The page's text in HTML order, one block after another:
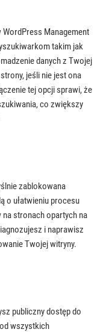
Management
takim jak
danych z Twojej
jeśli nie jest ona
tej opcji sprawi, że
co zwiększy
zablokowana
o ułatwieniu procesu
stronach opartych na
i naprawisz
Twojej witryny.
publiczny dostęp do
wszystkich